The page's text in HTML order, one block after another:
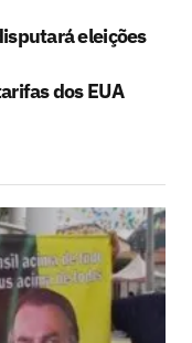
eleições
dos EUA